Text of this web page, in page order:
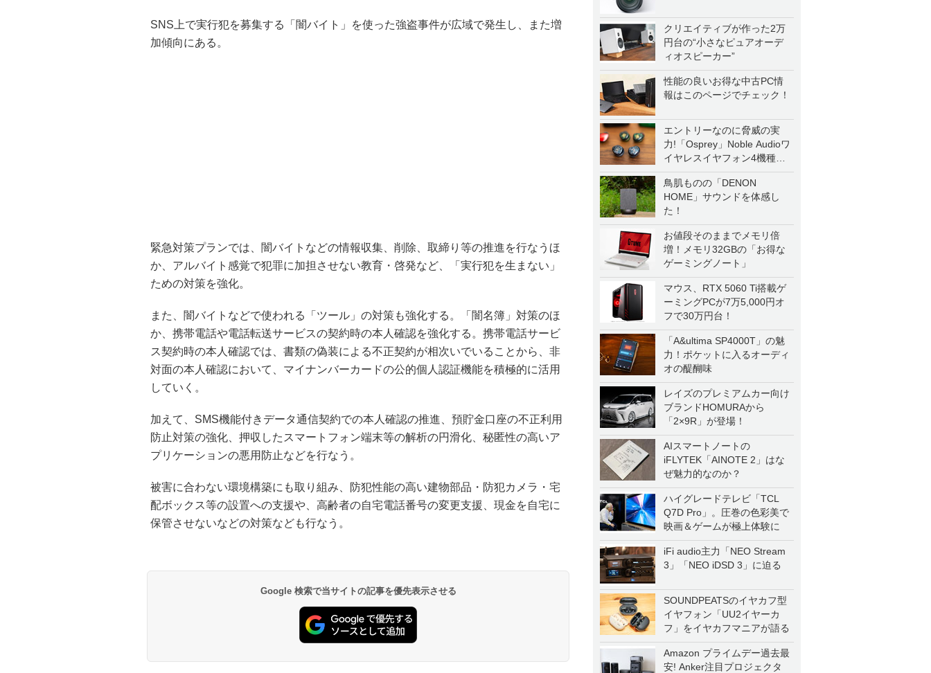
クリエイティブが作った2万
円台の“小さなピュアオーデ
ィオスピーカー”
性能の良いお得な中古PC情
報はこのページでチェック！
エントリーなのに脅威の実
力!「Osprey」Noble Audioワ
イヤレスイヤフォン4機種を
一気に聴く
鳥肌ものの「DENON
HOME」サウンドを体感し
た！
お値段そのままでメモリ倍
増！メモリ32GBの「お得な
ゲーミングノート」
マウス、RTX 5060 Ti搭載ゲ
ーミングPCが7万5,000円オ
フで30万円台！
「A&ultima SP4000T」の魅
力！ポケットに入るオーディ
オの醍醐味
レイズのプレミアムカー向け
ブランドHOMURAから
「2×9R」が登場！
AIスマートノートの
iFLYTEK「AINOTE 2」はな
ぜ魅力的なのか？
ハイグレードテレビ「TCL
Q7D Pro」。圧巻の色彩美で
映画＆ゲームが極上体験に
iFi audio主力「NEO Stream
3」「NEO iDSD 3」に迫る
SOUNDPEATSのイヤカフ型
イヤフォン「UU2イヤーカ
フ」をイヤカフマニアが語る
Amazon プライムデー過去最
安! Anker注目プロジェクタ
SNS上で実行犯を募集する「闇バイト」を使った強盗事件が広域で発生し、また増
加傾向にある。
緊急対策プランでは、闇バイトなどの情報収集、削除、取締り等の推進を行なうほ
か、アルバイト感覚で犯罪に加担させない教育・啓発など、「実行犯を生まない」
ための対策を強化。
また、闇バイトなどで使われる「ツール」の対策も強化する。「闇名簿」対策のほ
か、携帯電話や電話転送サービスの契約時の本人確認を強化する。携帯電話サービ
ス契約時の本人確認では、書類の偽装による不正契約が相次いでいることから、非
対面の本人確認において、マイナンバーカードの公的個人認証機能を積極的に活用
していく。
加えて、SMS機能付きデータ通信契約での本人確認の推進、預貯金口座の不正利用
防止対策の強化、押収したスマートフォン端末等の解析の円滑化、秘匿性の高いア
プリケーションの悪用防止などを行なう。
被害に合わない環境構築にも取り組み、防犯性能の高い建物部品・防犯カメラ・宅
配ボックス等の設置への支援や、高齢者の自宅電話番号の変更支援、現金を自宅に
保管させないなどの対策なども行なう。
Google 検索で当サイトの記事を優先表示させる